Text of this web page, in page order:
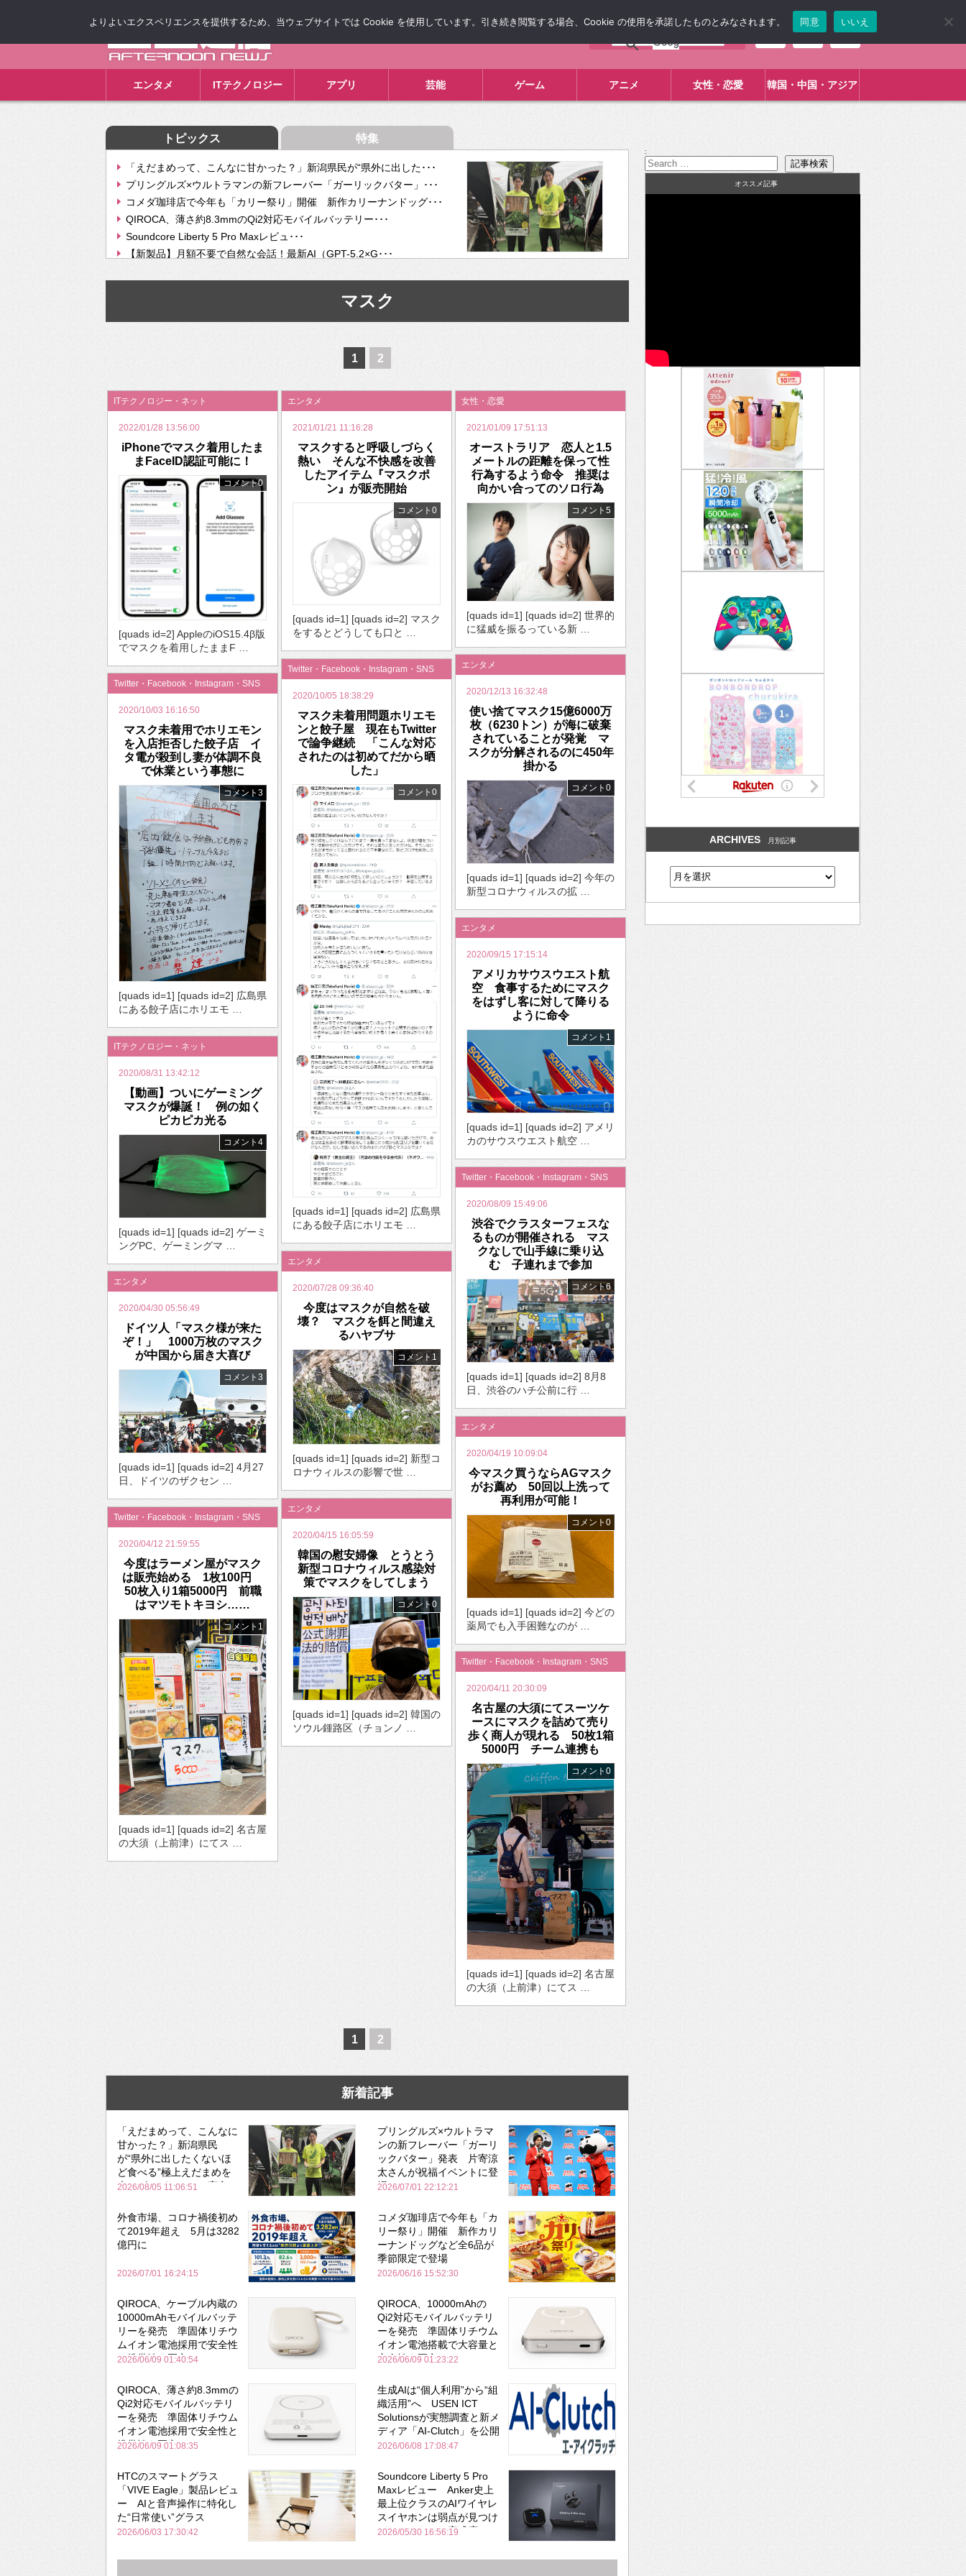
エンタメ ITテクノロジー アプリ 芸能 ゲーム アニメ 女性・恋愛 韓国・中国・アジア
トピックス 特集
「えだまめって、こんなに甘かった？」新潟県民が“県外に出した･･･
プリングルズ×ウルトラマンの新フレーバー「ガーリックバター」･･･
コメダ珈琲店で今年も「カリー祭り」開催 新作カリーナンドッグ･･･
QIROCA、薄さ約8.3mmのQi2対応モバイルバッテリー･･･
Soundcore Liberty 5 Pro Maxレビュ･･･
【新製品】月額不要で自然な会話！最新AI（GPT-5.2×G･･･
【次世代の没入感と生産性】VITURE Luma Ultra･･･
挫折率8割の壁をAIで突破。ジャストシステム、”自分が今話し･･･
2026年のバレンタインは「自分で作って、想いを渡す」 TE･･･
マスク
1 2
ITテクノロジー・ネット
2022/01/28 13:56:00
iPhoneでマスク着用したま
まFaceID認証可能に！
コメント0
[quads id=2] AppleのiOS15.4β版
でマスクを着用したままF …
エンタメ
2021/01/21 11:16:28
マスクすると呼吸しづらく
熱い そんな不快感を改善
したアイテム『マスクポ
ン』が販売開始
コメント0
[quads id=1] [quads id=2] マスク
をするとどうしても口と …
女性・恋愛
2021/01/09 17:51:13
オーストラリア 恋人と1.5
メートルの距離を保って性
行為するよう命令 推奨は
向かい合ってのソロ行為
コメント5
[quads id=1] [quads id=2] 世界的
に猛威を振るっている新 …
エンタメ
2020/12/13 16:32:48
使い捨てマスク15億6000万
枚（6230トン）が海に破棄
されていることが発覚 マ
スクが分解されるのに450年
掛かる
コメント0
[quads id=1] [quads id=2] 今年の
新型コロナウィルスの拡 …
Twitter・Facebook・Instagram・SNS
2020/10/05 18:38:29
マスク未着用問題ホリエモ
ンと餃子屋 現在もTwitter
で論争継続 「こんな対応
されたのは初めてだから晒
した」
コメント0
[quads id=1] [quads id=2] 広島県
にある餃子店にホリエモ …
Twitter・Facebook・Instagram・SNS
2020/10/03 16:16:50
マスク未着用でホリエモン
を入店拒否した餃子店 イ
タ電が殺到し妻が体調不良
で休業という事態に
コメント3
[quads id=1] [quads id=2] 広島県
にある餃子店にホリエモ …
エンタメ
2020/09/15 17:15:14
アメリカサウスウエスト航
空 食事するためにマスク
をはずし客に対して降りる
ように命令
コメント1
[quads id=1] [quads id=2] アメリ
カのサウスウエスト航空 …
ITテクノロジー・ネット
2020/08/31 13:42:12
【動画】ついにゲーミング
マスクが爆誕！ 例の如く
ピカピカ光る
コメント4
[quads id=1] [quads id=2] ゲーミ
ングPC、ゲーミングマ …
Twitter・Facebook・Instagram・SNS
2020/08/09 15:49:06
渋谷でクラスターフェスな
るものが開催される マス
クなしで山手線に乗り込
む 子連れまで参加
コメント6
[quads id=1] [quads id=2] 8月8
日、渋谷のハチ公前に行 …
エンタメ
2020/07/28 09:36:40
今度はマスクが自然を破
壊？ マスクを餌と間違え
るハヤブサ
コメント1
[quads id=1] [quads id=2] 新型コ
ロナウィルスの影響で世 …
エンタメ
2020/04/30 05:56:49
ドイツ人「マスク様が来た
ぞ！」 1000万枚のマスク
が中国から届き大喜び
コメント3
[quads id=1] [quads id=2] 4月27
日、ドイツのザクセン …
エンタメ
2020/04/19 10:09:04
今マスク買うならAGマスク
がお薦め 50回以上洗って
再利用が可能！
コメント0
[quads id=1] [quads id=2] 今どの
薬局でも入手困難なのが …
エンタメ
2020/04/15 16:05:59
韓国の慰安婦像 とうとう
新型コロナウィルス感染対
策でマスクをしてしまう
コメント0
[quads id=1] [quads id=2] 韓国の
ソウル鍾路区（チョンノ …
Twitter・Facebook・Instagram・SNS
2020/04/12 21:59:55
今度はラーメン屋がマスク
は販売始める 1枚100円
50枚入り1箱5000円 前職
はマツモトキヨシ……
コメント1
[quads id=1] [quads id=2] 名古屋
の大須（上前津）にてス …
Twitter・Facebook・Instagram・SNS
2020/04/11 20:30:09
名古屋の大須にてスーツケ
ースにマスクを詰めて売り
歩く商人が現れる 50枚1箱
5000円 チーム連携も
コメント0
[quads id=1] [quads id=2] 名古屋
の大須（上前津）にてス …
1 2
新着記事
「えだまめって、こんなに
甘かった？」新潟県民
が“県外に出したくないほ
ど食べる”極上えだまめを
森のビアガーデンで実食
2026/08/05 11:06:51
プリングルズ×ウルトラマ
ンの新フレーバー「ガーリ
ックバター」発表 片寄涼
太さんが祝福イベントに登
場
2026/07/01 22:12:21
外食市場、コロナ禍後初め
て2019年超え 5月は3282
億円に
2026/07/01 16:24:15
コメダ珈琲店で今年も「カ
リー祭り」開催 新作カリ
ーナンドッグなど全6品が
季節限定で登場
2026/06/16 15:52:30
QIROCA、ケーブル内蔵の
10000mAhモバイルバッテ
リーを発売 準固体リチウ
ムイオン電池採用で安全性
と携帯性を両立
2026/06/09 01:40:54
QIROCA、10000mAhの
Qi2対応モバイルバッテリ
ーを発売 準固体リチウム
イオン電池搭載で大容量と
安全性を両立
2026/06/09 01:23:22
QIROCA、薄さ約8.3mmの
Qi2対応モバイルバッテリ
ーを発売 準固体リチウム
イオン電池採用で安全性と
携帯性を両立
2026/06/09 01:08:35
生成AIは“個人利用”から“組
織活用”へ USEN ICT
Solutionsが実態調査と新メ
ディア「AI-Clutch」を公開
2026/06/08 17:08:47
HTCのスマートグラス
「VIVE Eagle」製品レビュ
ー AIと音声操作に特化し
た“日常使い”グラス
2026/06/03 17:30:42
Soundcore Liberty 5 Pro
Maxレビュー Anker史上
最上位クラスのAIワイヤレ
スイヤホンは弱点が見つけ
づらいくらいの完成度にび
Bose並み
2026/05/30 16:56:19
:
オススメ記事
ARCHIVES 月別記事
よりよいエクスペリエンスを提供するため、当ウェブサイトでは Cookie を使用しています。引き続き閲覧する場合、Cookie の使用を承諾したものとみなされます。 同意 いいえ